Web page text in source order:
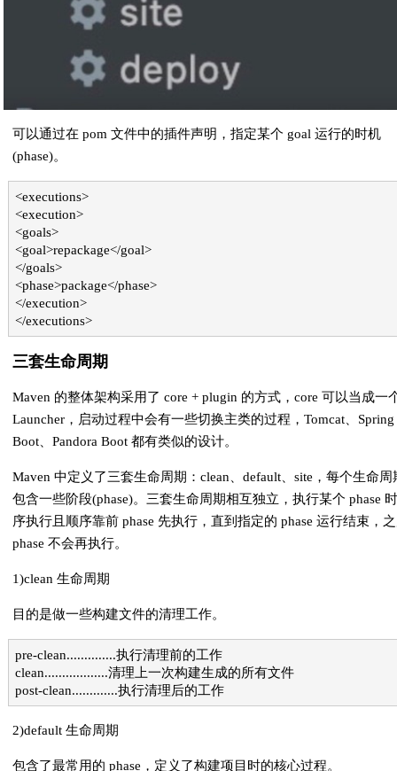
可以通过在 pom 文件中的插件声明，指定某个 goal 运行的时机
(phase)。
<executions>
<execution>
<goals>
<goal>repackage</goal>
</goals>
<phase>package</phase>
</execution>
</executions>
三套生命周期
Maven 的整体架构采用了 core + plugin 的方式，core 可以当成一
Launcher，启动过程中会有一些切换主类的过程，Tomcat、Spring
Boot、Pandora Boot 都有类似的设计。
Maven 中定义了三套生命周期：clean、default、site，每个生命周
包含一些阶段(phase)。三套生命周期相互独立，执行某个 phase
序执行且顺序靠前 phase 先执行，直到指定的 phase 运行结束，
phase 不会再执行。
1)clean 生命周期
目的是做一些构建文件的清理工作。
pre-clean..............执行清理前的工作
clean..................清理上一次构建生成的所有文件
post-clean.............执行清理后的工作
2)default 生命周期
包含了最常用的 phase，定义了构建项目时的核心过程。